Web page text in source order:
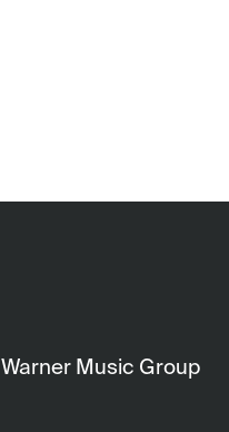
Warner Music Group